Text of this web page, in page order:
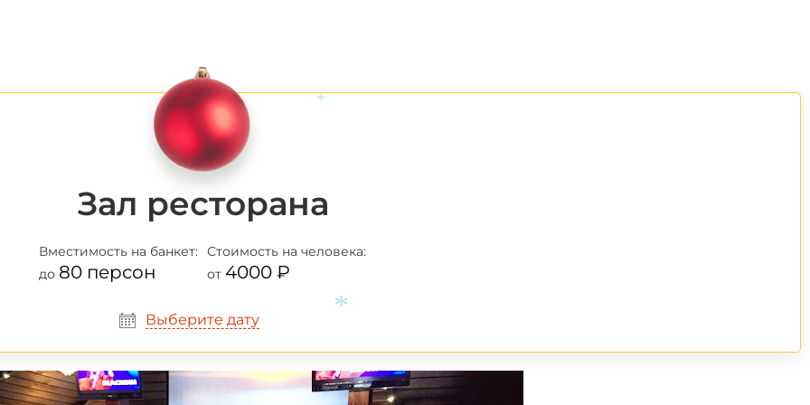
Зал ресторана
Вместимость на банкет:
до 80 персон
Стоимость на человека:
от 4000 ₽
Выберите дату